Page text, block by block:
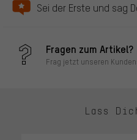
Sei der Erste und sag
Fragen zum Artikel?
Frag jetzt unseren
Lass